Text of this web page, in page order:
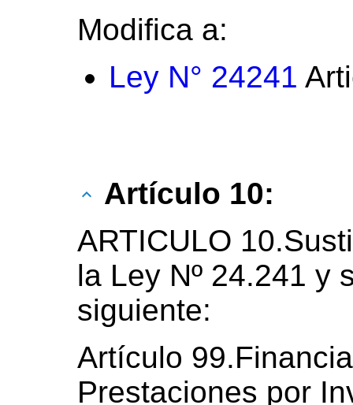
Modifica a:
Ley N° 24241
Artículo 10:
ARTICULO
la Ley Nº 24.241 y
siguiente:
Artículo
Prestaciones por